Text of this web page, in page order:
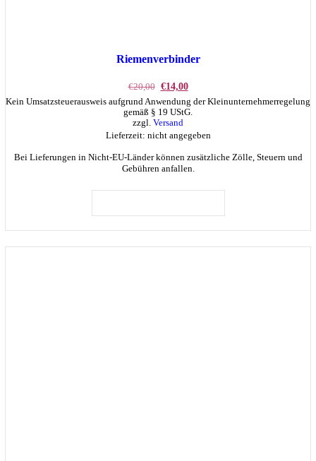
Riemenverbinder
€20,00 Ursprünglicher
Preis
war:
€20,00
€14,00Aktueller
Preis
ist:
Kein Umsatzsteuerausweis aufgrund Anwendung der Kleinunternehmerregelung
gemäß § 19 UStG.
zzgl. Versand
Lieferzeit: nicht angegeben
Bei Lieferungen in Nicht-EU-Länder können zusätzliche Zölle, Steuern und
Gebühren anfallen.